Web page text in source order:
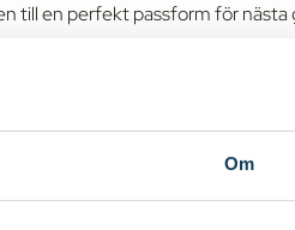
Om
till en perfekt passform för nästa
för tillväxt och nya idéer.
veta. Den innehåller viktiga
utmaningar att ta hänsyn till.